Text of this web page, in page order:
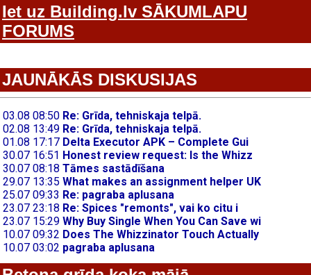
Iet uz Building.lv SĀKUMLAPU
FORUMS
JAUNĀKĀS DISKUSIJAS